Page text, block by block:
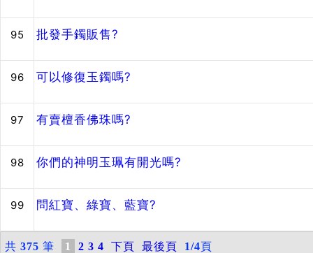
95 批發手鐲販售?
96 可以修復玉鐲嗎?
97 有賣檀香佛珠嗎?
98 你們的神明玉珮有開光嗎?
99 問紅寶、綠寶、藍寶?
共 375 筆 1 2 3 4 下頁 最後頁 1/4頁